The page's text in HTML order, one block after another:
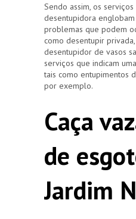
Sendo assim, os
desentupidora
problemas que podem
como desentupir
desentupidor de vasos
serviços que indicam
tais como entupimentos
por exemplo.
Caça
de
Jardim